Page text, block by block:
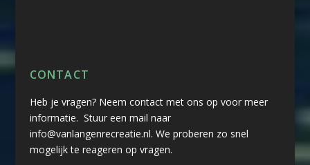
CONTACT
Heb je vragen? Neem contact met ons op voor meer
informatie. Stuur een mail naar
info@vanlangenrecreatie.nl. We proberen zo snel
mogelijk te reageren op vragen.